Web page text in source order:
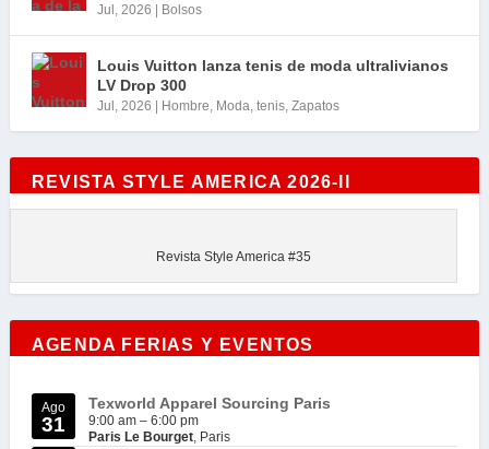
Jul, 2026 | Bolsos
Louis Vuitton lanza tenis de moda ultralivianos
LV Drop 300
Jul, 2026 | Hombre Moda tenis, Zapatos
REVISTA STYLE AMERICA 2026-II
Revista Style America #35
AGENDA FERIAS Y EVENTOS
Ago
31
Texworld Apparel Sourcing Paris
9:00 am – 6:00 pm
Paris Le Bourget, Paris